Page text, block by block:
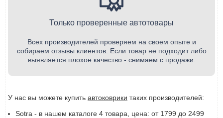
Только проверенные автотовары
Всех производителей проверяем на своем опыте и
собираем отзывы клиентов. Если товар не подходит либо
выявляется плохое качество - снимаем с продажи.
У нас вы можете купить автоковрики таких производителей:
Sotra - в нашем каталоге 4 товара, цена: от 1799 до 2499